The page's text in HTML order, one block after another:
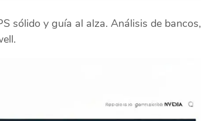
sólido y guía al alza. Análisis de bancos,